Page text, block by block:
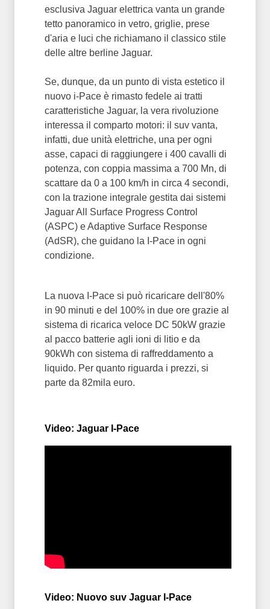
esclusiva Jaguar elettrica vanta un grande
tetto panoramico in vetro, griglie, prese
d'aria e luci che richiamano il classico stile
delle altre berline Jaguar.
Se, dunque, da un punto di vista estetico il
nuovo i-Pace è rimasto fedele ai tratti
caratteristiche Jaguar, la vera rivoluzione
interessa il comparto motori: il suv vanta,
infatti, due unità elettriche, una per ogni
asse, capaci di raggiungere i 400 cavalli di
potenza, con coppia massima a 700 Mn, di
scattare da 0 a 100 km/h in circa 4 secondi,
con la trazione integrale gestita dai sistemi
Jaguar All Surface Progress Control
(ASPC) e Adaptive Surface Response
(AdSR), che guidano la I-Pace in ogni
condizione.
La nuova I-Pace si può ricaricare dell'80%
in 90 minuti e del 100% in due ore grazie al
sistema di ricarica veloce DC 50kW grazie
al pacco batterie agli ioni di litio e da
90kWh con sistema di raffreddamento a
liquido. Per quanto riguarda i prezzi, si
parte da 82mila euro.
Video: Jaguar I-Pace
Video: Nuovo suv Jaguar I-Pace